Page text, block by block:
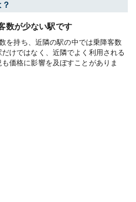
数が少ない駅です
を持ち、近隣の駅の中では乗降客数
けではなく、近隣でよく利用される
価格に影響を及ぼすことがありま